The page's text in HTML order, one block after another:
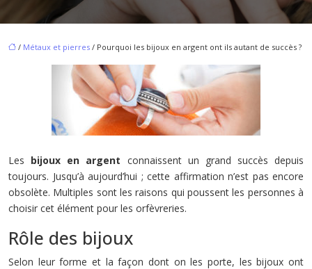
/ Métaux et pierres / Pourquoi les bijoux en argent ont ils autant de succès ?
Les bijoux en argent connaissent un grand succès depuis
toujours. Jusqu’à aujourd’hui ; cette affirmation n’est pas encore
obsolète. Multiples sont les raisons qui poussent les personnes à
choisir cet élément pour les orfèvreries.
Rôle des bijoux
Selon leur forme et la façon dont on les porte, les bijoux ont